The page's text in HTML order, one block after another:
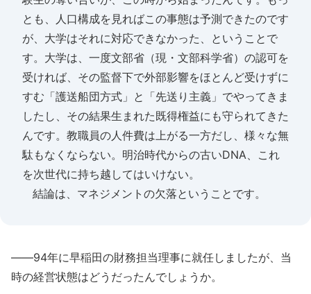
とも、人口構成を見ればこの事態は予測できたのです
が、大学はそれに対応できなかった、ということで
す。大学は、一度文部省（現・文部科学省）の認可を
受ければ、その監督下で外部影響をほとんど受けずに
すむ「護送船団方式」と「先送り主義」でやってきま
したし、その結果生まれた既得権益にも守られてきた
んです。教職員の人件費は上がる一方だし、様々な無
駄もなくならない。明治時代からの古いDNA、これ
を次世代に持ち越してはいけない。
結論は、マネジメントの欠落ということです。
――94年に早稲田の財務担当理事に就任しましたが、当
時の経営状態はどうだったんでしょうか。